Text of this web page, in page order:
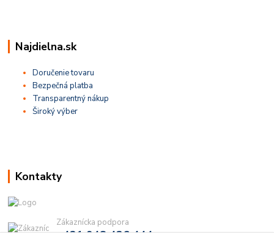
Najdielna.sk
Doručenie tovaru
Bezpečná platba
Transparentný nákup
Široký výber
Kontakty
Zákaznícka podpora